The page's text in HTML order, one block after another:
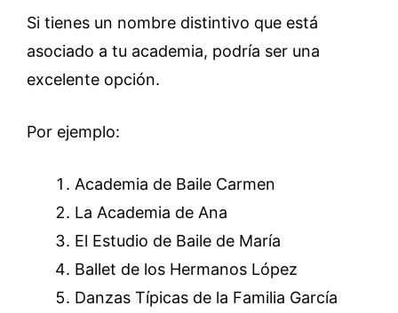
Si tienes un nombre distintivo que está
asociado a tu academia, podría ser una
excelente opción.
Por ejemplo:
Academia de Baile Carmen
La Academia de Ana
El Estudio de Baile de María
Ballet de los Hermanos López
Danzas Típicas de la Familia García